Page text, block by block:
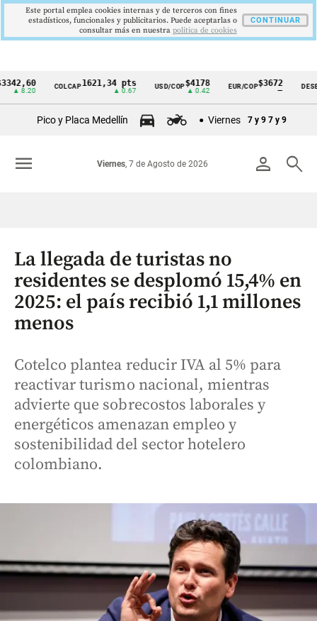
Cintillo
Colombia
COLCAP1621,34 pts USD/COP$4178
▲ 0.42
EUR/COP$3672
—
Pico y Placa Medellín Viernes 7 y 9 7 y 9
person search
Viernes, 7 de Agosto de 2026
menu
La llegada de turistas no
residentes se desplomó 15,4% en
2025: el país recibió 1,1 millones
menos
Cotelco plantea reducir IVA al 5% para
reactivar turismo nacional, mientras
advierte que sobrecostos laborales y
energéticos amenazan empleo y
sostenibilidad del sector hotelero
colombiano.
Este portal emplea cookies internas y de terceros con fines
estadísticos, funcionales y publicitarios. Puede aceptarlas o
consultar más en nuestra politica de cookies
CONTINUAR